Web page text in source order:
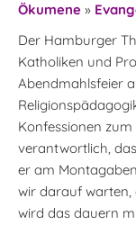
Ökumene »
Der Hamburger
Katholiken und
Abendmahlsfeier
Konfessionen
verantwortlich,
er am
wir darauf warten,
wird das dauern